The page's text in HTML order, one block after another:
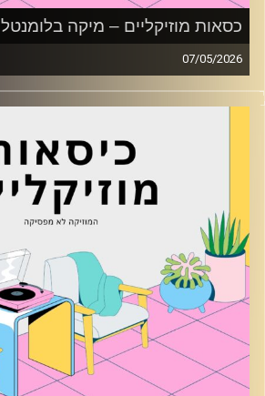
כסאות מוזיקליים – מיקה בלומנטל
07/05/2026
כסאות מוזיקליים עם מיקה בלומנטל